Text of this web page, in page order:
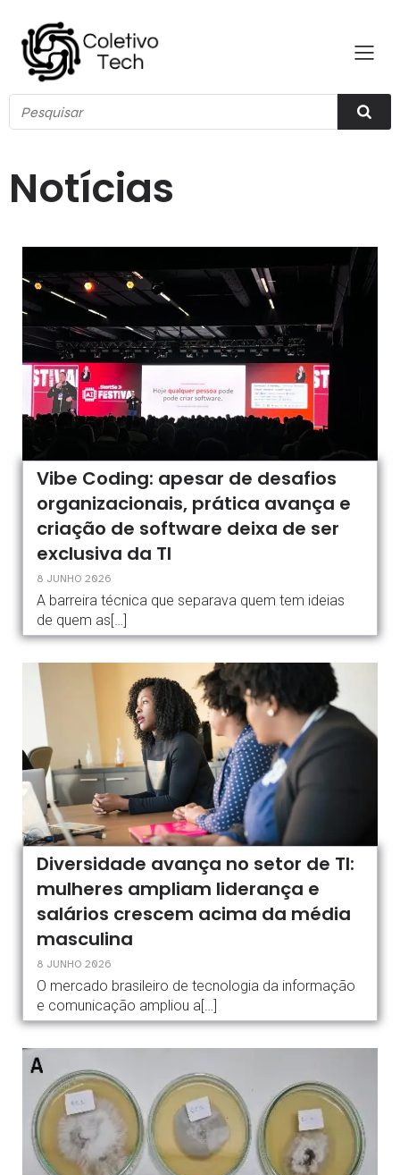
Notícias
Vibe Coding: apesar de desafios
organizacionais, prática avança e
criação de software deixa de ser
exclusiva da TI
8 JUNHO 2026
A barreira técnica que separava quem tem ideias
de quem as[…]
Diversidade avança no setor de TI:
mulheres ampliam liderança e
salários crescem acima da média
masculina
8 JUNHO 2026
O mercado brasileiro de tecnologia da informação
e comunicação ampliou a[…]